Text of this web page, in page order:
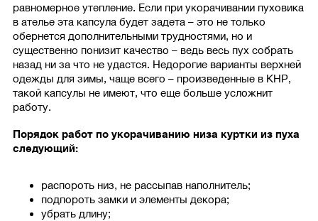
равномерное утепление. Если при укорачивании пуховика
в ателье эта капсула будет задета – это не только
обернется дополнительными трудностями, но и
существенно понизит качество – ведь весь пух собрать
назад ни за что не удастся. Недорогие варианты верхней
одежды для зимы, чаще всего – произведенные в КНР,
такой капсулы не имеют, что еще больше усложнит
работу.
Порядок работ по укорачиванию низа куртки из пуха
следующий:
распороть низ, не рассыпав наполнитель;
подпороть замки и элементы декора;
убрать длину;